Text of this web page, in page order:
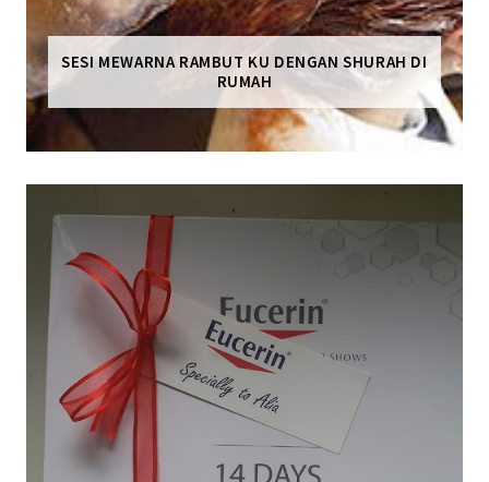
SESI MEWARNA RAMBUT KU DENGAN SHURAH DI
RUMAH